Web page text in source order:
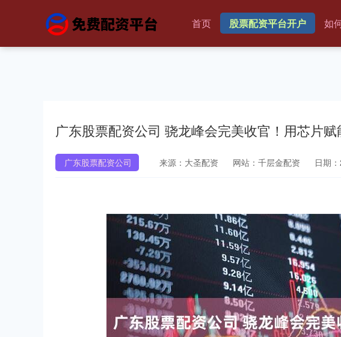
首页 股票配资平台开户 如
广东股票配资公司 骁龙峰会完美收官！用芯片
广东股票配资公司 来源：大圣配资 网站：千层金配资 日期